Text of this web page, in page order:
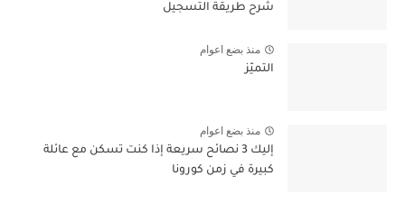
شرح طريقة التسجيل
منذ بضع اعوام
التميّز
منذ بضع اعوام
إليك 3 نصائح سريعة إذا كنت تسكن مع عائلة
كبيرة في زمن كورونا